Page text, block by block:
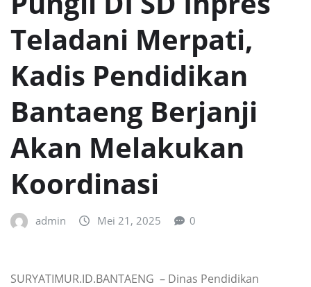
Teladani Merpati,
Kadis Pendidikan
Bantaeng Berjanji
Akan Melakukan
Koordinasi
admin Mei 21, 2025 0
SURYATIMUR.ID.BANTAENG – Dinas Pendidikan